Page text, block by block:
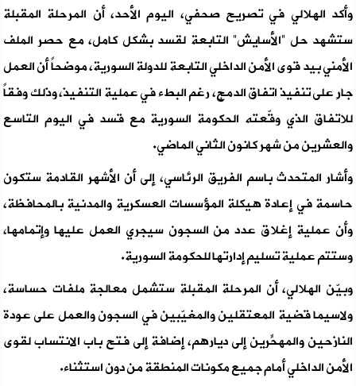
وأكد الهلالي في تصريح صحفي، اليوم الأحد، أن المرحلة المقبلة
ستشهد حل “الأسايش” التابعة لقسد بشكل كامل، مع حصر الملف
الأمني بيد قوى الأمن الداخلي التابعة للدولة السورية، موضحاً أن العمل
جارٍ على تنفيذ اتفاق الدمج، رغم البطء في عملية التنفيذ، وذلك وفقاً
للاتفاق الذي وقّعته الحكومة السورية مع قسد في اليوم التاسع
والعشرين من شهر كانون الثاني الماضي.
وأشار المتحدث باسم الفريق الرئاسي، إلى أن الأشهر القادمة ستكون
حاسمة في إعادة هيكلة المؤسسات العسكرية والمدنية بالمحافظة،
وأن عملية إغلاق عدد من السجون سيجري العمل عليها وإتمامها،
وستتم عملية تسليم إدارتها للحكومة السورية.
وبيّن الهلالي، أن المرحلة المقبلة ستشمل معالجة ملفات حساسة،
ولاسيما قضية المعتقلين والمغيّبين في السجون والعمل على عودة
النازحين والمهحٍّرين إلى ديارهم، إضافة إلى فتح باب الانتساب لقوى
الأمن الداخلي أمام جميع مكونات المنطقة من دون استثناء.